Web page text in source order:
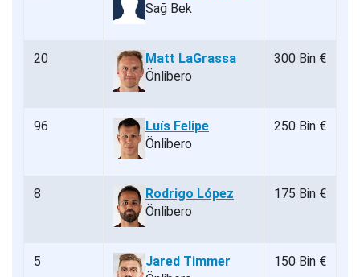
Sağ Bek
20
Matt LaGrassa
Önlibero
300 Bin €
96
Luís Felipe
Önlibero
250 Bin €
8
Rodrigo López
Önlibero
175 Bin €
5
Jared Timmer
150 Bin €